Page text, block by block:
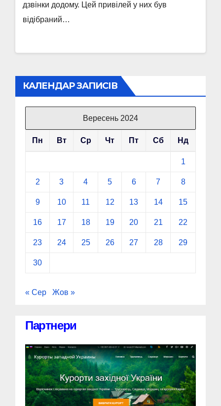
дзвінки додому. Цей привілей у них був
відібраний…
КАЛЕНДАР ЗАПИСІВ
Вересень 2024
Пн Вт Ср Чт Пт Сб Нд
1
2 3 4 5 6 7 8
9 10 11 12 13 14 15
16 17 18 19 20 21 22
23 24 25 26 27 28 29
30
« Сер Жов »
Партнери